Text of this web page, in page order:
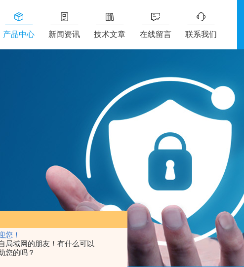
您！
局域网的朋友！有什么可以
您的吗？
产品中心 新闻资讯 技术文章 在线留言 联系我们